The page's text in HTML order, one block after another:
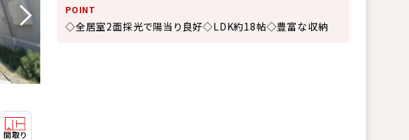
POINT
◇全居室2面採光で陽当り良好◇LDK約18帖◇豊富な収納